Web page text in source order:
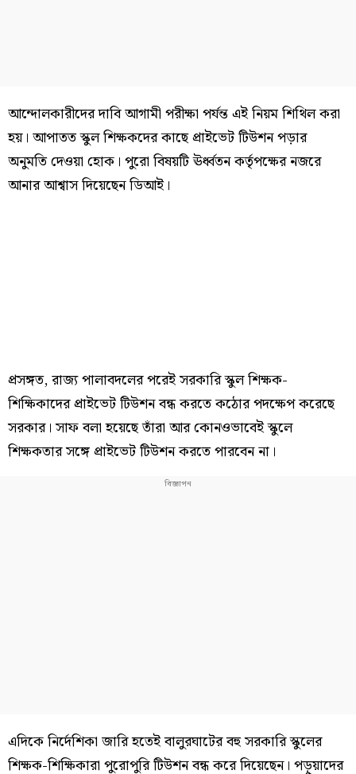
আন্দোলকারীদের দাবি আগামী পরীক্ষা পর্যন্ত এই নিয়ম শিথিল করা
হয়। আপাতত স্কুল শিক্ষকদের কাছে প্রাইভেট টিউশন পড়ার
অনুমতি দেওয়া হোক। পুরো বিষয়টি ঊর্ধ্বতন কর্তৃপক্ষের নজরে
আনার আশ্বাস দিয়েছেন ডিআই।
প্রসঙ্গত, রাজ্য পালাবদলের পরেই সরকারি স্কুল শিক্ষক-
শিক্ষিকাদের প্রাইভেট টিউশন বন্ধ করতে কঠোর পদক্ষেপ করেছে
সরকার। সাফ বলা হয়েছে তাঁরা আর কোনওভাবেই স্কুলে
শিক্ষকতার সঙ্গে প্রাইভেট টিউশন করতে পারবেন না।
এদিকে নির্দেশিকা জারি হতেই বালুরঘাটের বহু সরকারি স্কুলের
শিক্ষক-শিক্ষিকারা পুরোপুরি টিউশন বন্ধ করে দিয়েছেন। পড়ুয়াদের